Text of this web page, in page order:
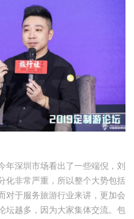
年深圳市场看出了一些端倪，刘
化非常严重，所以整个大势包括
对于服务旅游行业来讲，更加会
坛越多，因为大家集体交流。包